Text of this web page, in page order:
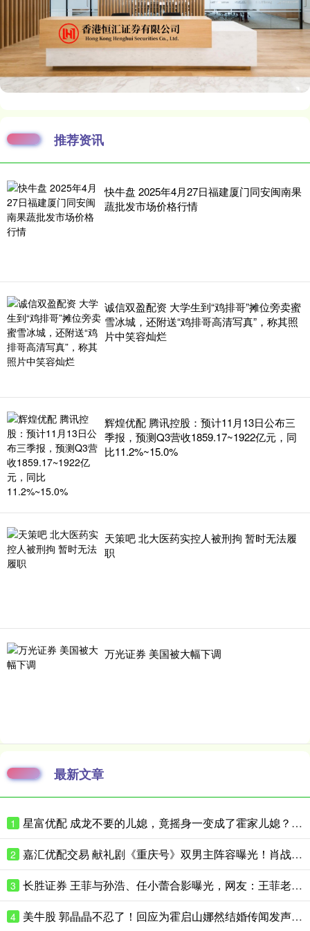
推荐资讯
快牛盘 2025年4月27日福建厦门同安闽南果
蔬批发市场价格行情
诚信双盈配资 大学生到“鸡排哥”摊位旁卖蜜
雪冰城，还附送“鸡排哥高清写真”，称其照
片中笑容灿烂
辉煌优配 腾讯控股：预计11月13日公布三
季报，预测Q3营收1859.17~1922亿元，同
比11.2%~15.0%
天策吧 北大医药实控人被刑拘 暂时无法履
职
万光证券 美国被大幅下调
最新文章
1 星富优配 成龙不要的儿媳，竟摇身一变成了霍家儿媳？感到意外的何止他一人
2 嘉汇优配交易 献礼剧《重庆号》双男主阵容曝光！肖战无缝衔接进组，搭档老顶流
3 长胜证券 王菲与孙浩、任小蕾合影曝光，网友：王菲老了，眼角下垂皱纹明显
4 美牛股 郭晶晶不忍了！回应为霍启山娜然结婚传闻发声之事，我们都被骗了